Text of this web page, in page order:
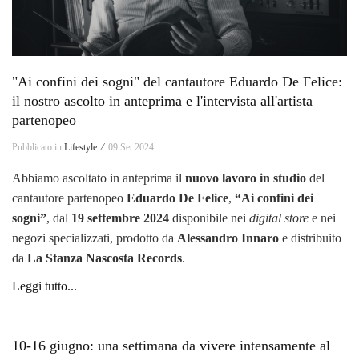
"Ai confini dei sogni" del cantautore Eduardo De Felice:
il nostro ascolto in anteprima e l'intervista all'artista
partenopeo
Pubblicato in Lifestyle ⁄ 09 Set 2024
Abbiamo ascoltato in anteprima il nuovo lavoro in studio del
cantautore partenopeo Eduardo De Felice, “Ai confini dei
sogni”, dal 19 settembre 2024 disponibile nei digital store e nei
negozi specializzati, prodotto da Alessandro Innaro e distribuito
da La Stanza Nascosta Records.
Leggi tutto...
10-16 giugno: una settimana da vivere intensamente al